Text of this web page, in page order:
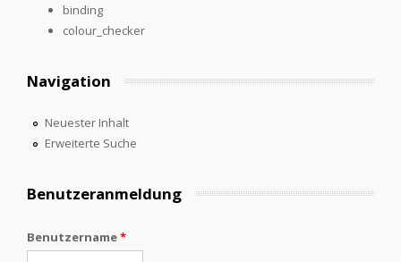
binding
colour_checker
Navigation
Neuester Inhalt
Erweiterte Suche
Benutzeranmeldung
Benutzername*